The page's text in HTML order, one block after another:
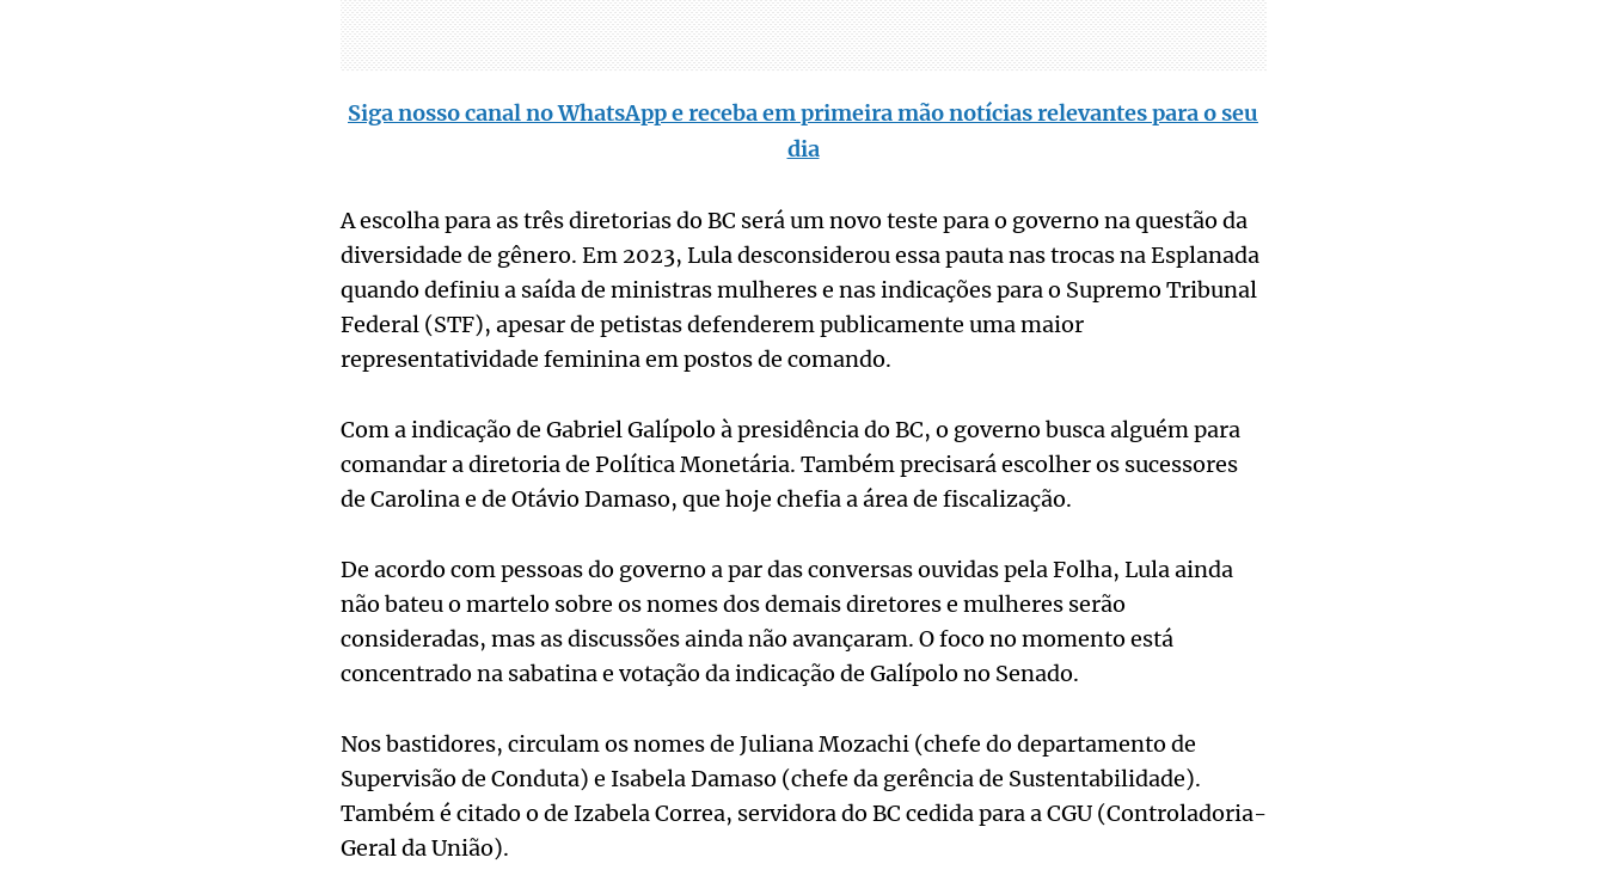
Siga nosso canal no WhatsApp e receba em primeira mão notícias relevantes para o seu
dia
A escolha para as três diretorias do BC será um novo teste para o governo na questão da
diversidade de gênero. Em 2023, Lula desconsiderou essa pauta nas trocas na Esplanada
quando definiu a saída de ministras mulheres e nas indicações para o Supremo Tribunal
Federal (STF), apesar de petistas defenderem publicamente uma maior
representatividade feminina em postos de comando.
Com a indicação de Gabriel Galípolo à presidência do BC, o governo busca alguém para
comandar a diretoria de Política Monetária. Também precisará escolher os sucessores
de Carolina e de Otávio Damaso, que hoje chefia a área de fiscalização.
De acordo com pessoas do governo a par das conversas ouvidas pela Folha, Lula ainda
não bateu o martelo sobre os nomes dos demais diretores e mulheres serão
consideradas, mas as discussões ainda não avançaram. O foco no momento está
concentrado na sabatina e votação da indicação de Galípolo no Senado.
Nos bastidores, circulam os nomes de Juliana Mozachi (chefe do departamento de
Supervisão de Conduta) e Isabela Damaso (chefe da gerência de Sustentabilidade).
Também é citado o de Izabela Correa, servidora do BC cedida para a CGU (Controladoria-
Geral da União).